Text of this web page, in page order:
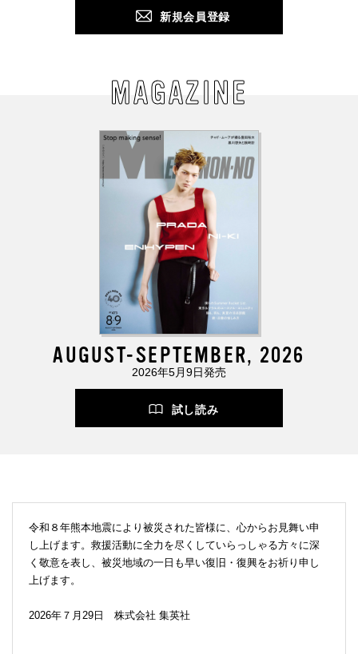
新規会員登録
MAGAZINE
AUGUST-SEPTEMBER, 2026
2026年5月9日発売
試し読み
令和８年熊本地震により被災された皆様に、心からお見舞い申
し上げます。救援活動に全力を尽くしていらっしゃる方々に深
く敬意を表し、被災地域の一日も早い復旧・復興をお祈り申し
上げます。
2026年７月29日 株式会社 集英社